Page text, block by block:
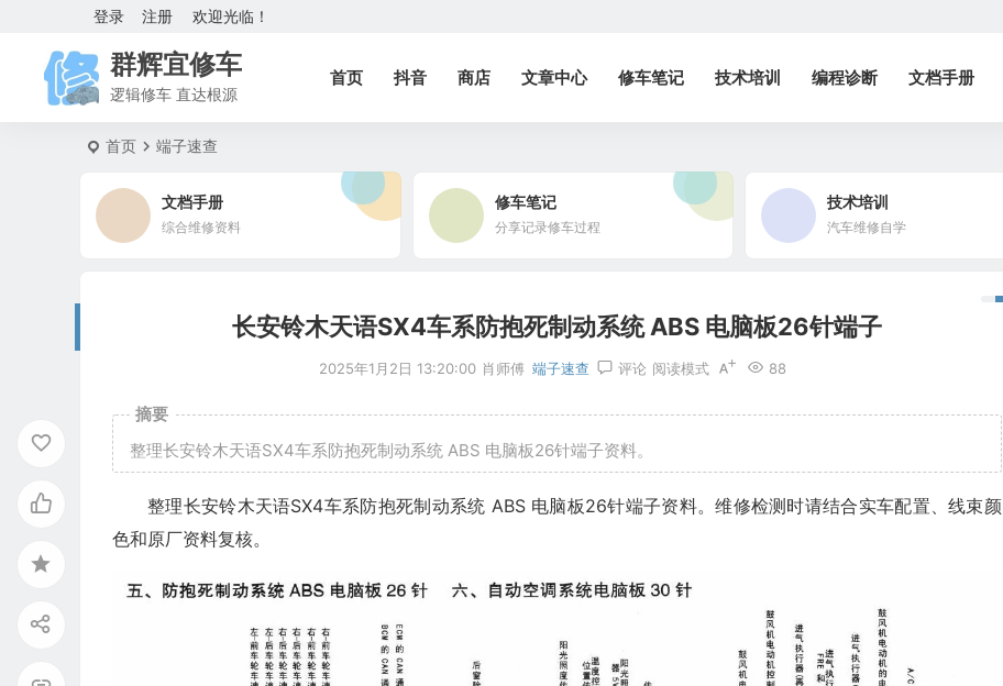
欢迎光临！
登录 注册
群辉宜修车
逻辑修车 直达根源
首页 抖音 商店 文章中心 修车笔记 技术培训 编程诊断 文档手册
首页 端子速查
文档手册
综合维修资料
修车笔记
分享记录修车过程
技术培训
汽车维修自学
长安铃木天语SX4车系防抱死制动系统 ABS 电脑板26针端子
2025年1月2日 13:20:00 肖师傅 端子速查 评论 88
阅读模式
摘要
整理长安铃木天语SX4车系防抱死制动系统 ABS 电脑板26针端子资料。
整理长安铃木天语SX4车系防抱死制动系统 ABS 电脑板26针端子资料。维修检测时请结合实车配置、线束颜
色和原厂资料复核。